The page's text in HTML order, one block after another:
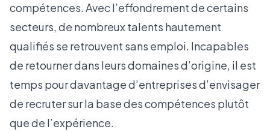
compétences. Avec l’effondrement de certains
secteurs, de nombreux talents hautement
qualifiés se retrouvent sans emploi. Incapables
de retourner dans leurs domaines d’origine, il est
temps pour davantage d’entreprises d’envisager
de recruter sur la base des compétences plutôt
que de l’expérience.